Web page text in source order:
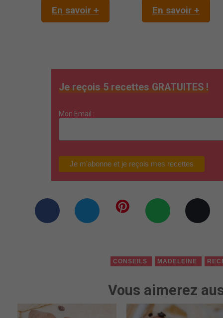
En savoir + En savoir +
Je reçois 5 recettes GRATUITES !
Mon Email :
CONSEILS MADELEINE
Vous aimerez